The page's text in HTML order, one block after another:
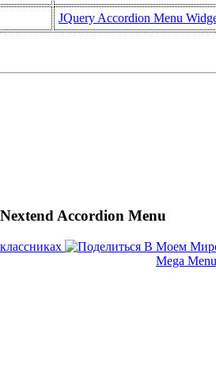
JQuery Accordion Menu
Accordion Menu
Mega